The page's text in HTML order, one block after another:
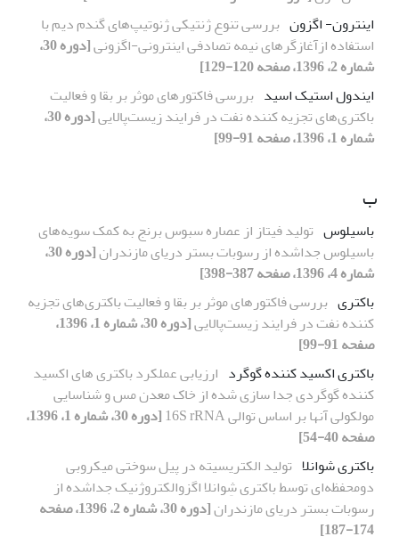
اینترون- اگزون بررسی تنوع ژنتیکی ژنوتیپ‌های گندم دیم با
استفاده ازآغازگرهای نیمه تصادفی اینترونی-اگزونی
[دوره 30،
شماره 2، 1396، صفحه 120-129]
ایندول استیک اسید بررسی فاکتورهای موثر بر بقا و فعالیت
باکتری‌های تجزیه کننده نفت در فرایند زیست‌پالایی
[دوره 30،
شماره 1، 1396، صفحه 91-99]
ب
باسیلوس تولید فیتاز از عصاره سبوس برنج به کمک سویه‌های
باسیلوس جداشده از رسوبات بستر دریای مازندران
[دوره 30،
شماره 4، 1396، صفحه 387-398]
باکتری بررسی فاکتورهای موثر بر بقا و فعالیت باکتری‌های تجزیه
کننده نفت در فرایند زیست‌پالایی
[دوره 30، شماره 1، 1396،
صفحه 91-99]
باکتری اکسید کننده گوگرد ارزیابی عملکرد باکتری های اکسید
کننده گوگردی جدا سازی شده از خاک معدن مس و شناسایی
مولکولی آنها بر اساس توالی 16S rRNA
[دوره 30، شماره 1، 1396،
صفحه 40-54]
باکتری شوانلا تولید الکتریسیته در پیل سوختی میکروبی
دومحفظه‌ای توسط باکتری شِوانلا اگزوالکتروژنیک جداشده از
رسوبات بستر دریای مازندران
[دوره 30، شماره 2، 1396، صفحه
174-187]